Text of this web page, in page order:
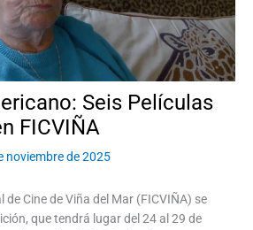
Seis Películas
FICVIÑA
noviembre de 2025
Cine de Viña del Mar (FICVIÑA) se
que tendrá lugar del 24 al 29 de